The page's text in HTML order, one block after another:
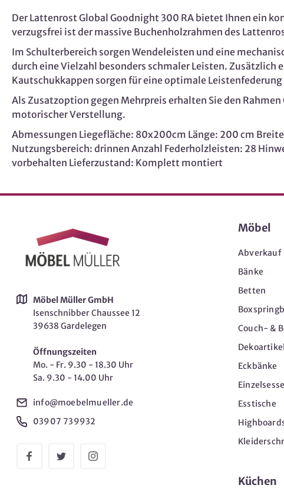
Der Lattenrost Global Goodnight 300 RA bietet Ihnen ein
verzugsfrei ist der massive Buchenholzrahmen des
Im Schulterbereich sorgen Wendeleisten und eine
durch eine Vielzahl besonders schmaler Leisten.
Kautschukkappen sorgen für eine optimale
Als Zusatzoption gegen Mehrpreis erhalten Sie den
motorischer Verstellung.
Abmessungen Liegefläche: 80x200cm Länge: 200 cm
Nutzungsbereich: drinnen Anzahl Federholzleisten: 28
vorbehalten Lieferzustand: Komplett montiert
Möbel Müller GmbH
Isenschnibber Chaussee 12
39638 Gardelegen
Öffnungszeiten
Mo. - Fr. 9.30 - 18.30 Uhr
Sa. 9.30 - 14.00 Uhr
info@moebelmueller.de
03907 739932
Möbel
Abverkauf
Bänke
Betten
Couch- &
Dekoartikel
Eckbänke
Esstische
Küchen